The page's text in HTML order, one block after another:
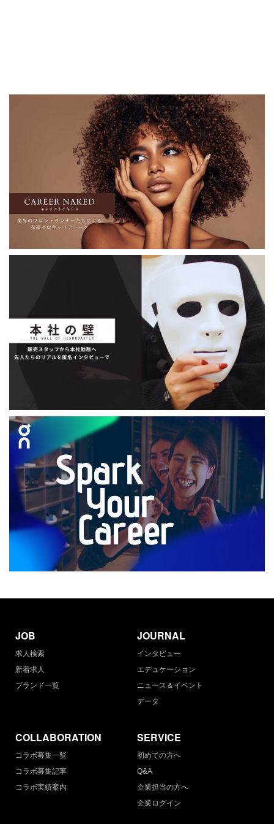
JOB
求人検索
新着求人
ブランド一覧
JOURNAL
インタビュー
エデュケーション
ニュース＆イベント
データ
COLLABORATION
コラボ募集一覧
コラボ募集記事
コラボ実績案内
SERVICE
初めての方へ
Q&A
企業担当の方へ
企業ログイン